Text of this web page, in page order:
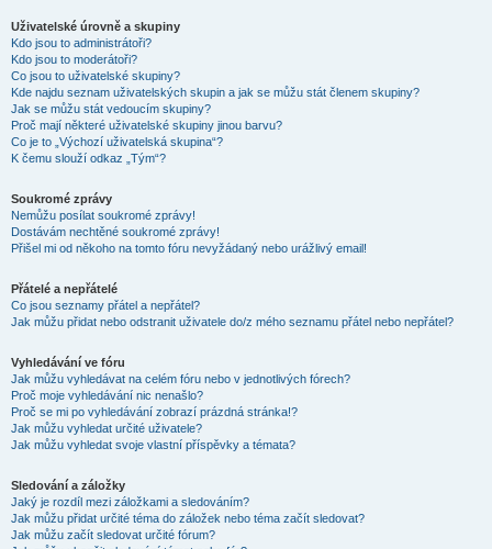
Uživatelské úrovně a skupiny
Kdo jsou to administrátoři?
Kdo jsou to moderátoři?
Co jsou to uživatelské skupiny?
Kde najdu seznam uživatelských skupin a jak se můžu stát členem skupiny?
Jak se můžu stát vedoucím skupiny?
Proč mají některé uživatelské skupiny jinou barvu?
Co je to „Výchozí uživatelská skupina“?
K čemu slouží odkaz „Tým“?
Soukromé zprávy
Nemůžu posílat soukromé zprávy!
Dostávám nechtěné soukromé zprávy!
Přišel mi od někoho na tomto fóru nevyžádaný nebo urážlivý email!
Přátelé a nepřátelé
Co jsou seznamy přátel a nepřátel?
Jak můžu přidat nebo odstranit uživatele do/z mého seznamu přátel nebo nepřátel?
Vyhledávání ve fóru
Jak můžu vyhledávat na celém fóru nebo v jednotlivých fórech?
Proč moje vyhledávání nic nenašlo?
Proč se mi po vyhledávání zobrazí prázdná stránka!?
Jak můžu vyhledat určité uživatele?
Jak můžu vyhledat svoje vlastní příspěvky a témata?
Sledování a záložky
Jaký je rozdíl mezi záložkami a sledováním?
Jak můžu přidat určité téma do záložek nebo téma začít sledovat?
Jak můžu začít sledovat určité fórum?